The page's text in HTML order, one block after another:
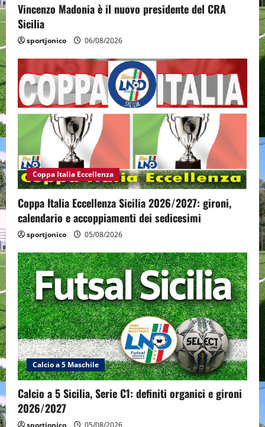
Vincenzo Madonia è il nuovo presidente del CRA
Sicilia
sportjonico 06/08/2026
Coppa Italia Eccellenza
Coppa Italia Eccellenza Sicilia 2026/2027: gironi,
calendario e accoppiamenti dei sedicesimi
sportjonico 05/08/2026
Calcio a 5 Maschile
Calcio a 5 Sicilia, Serie C1: definiti organici e gironi
2026/2027
sportjonico 05/08/2026